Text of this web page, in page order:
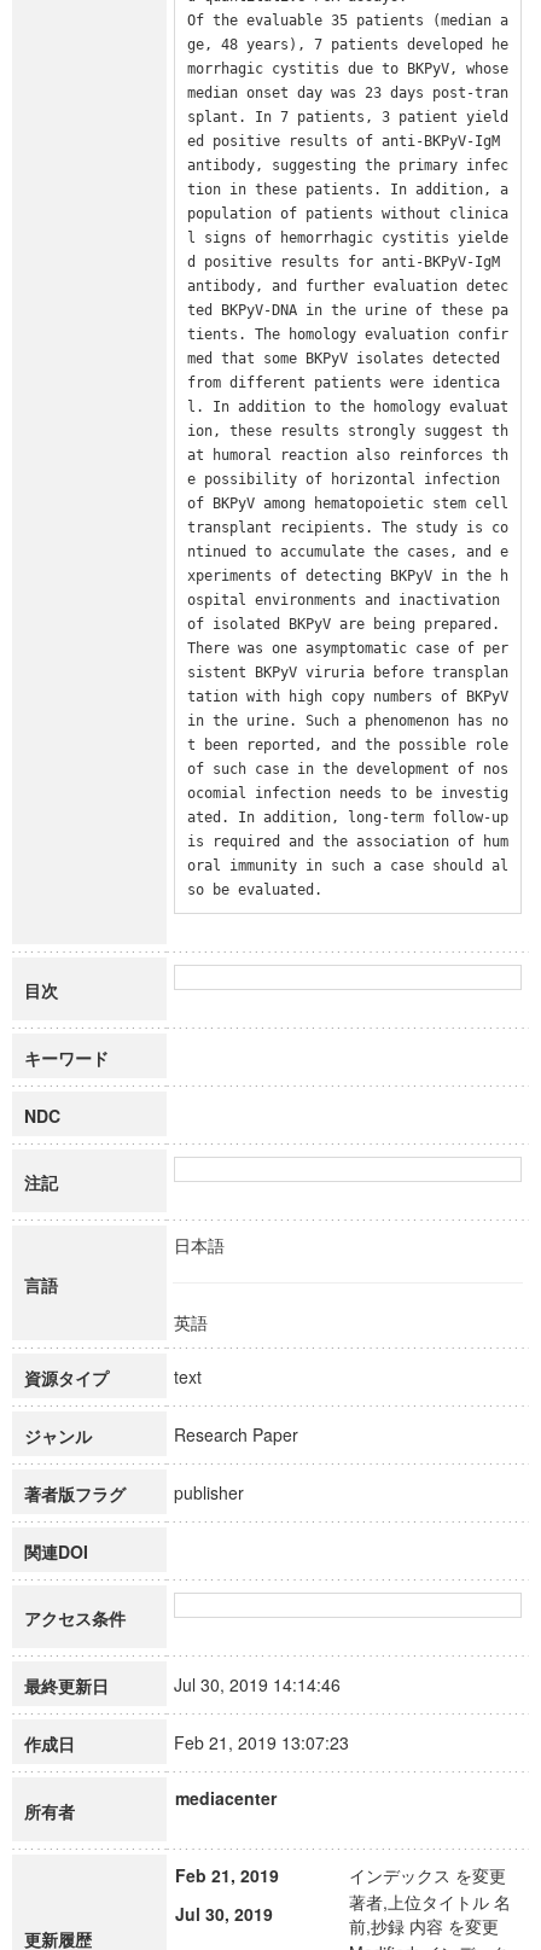
Of the evaluable 35 patients (median a
ge, 48 years), 7 patients developed he
morrhagic cystitis due to BKPyV, whose
median onset day was 23 days post-tran
splant. In 7 patients, 3 patient yield
ed positive results of anti-BKPyV-IgM
antibody, suggesting the primary infec
tion in these patients. In addition, a
population of patients without clinica
l signs of hemorrhagic cystitis yielde
d positive results for anti-BKPyV-IgM
antibody, and further evaluation detec
ted BKPyV-DNA in the urine of these pa
tients. The homology evaluation confir
med that some BKPyV isolates detected
from different patients were identica
l. In addition to the homology evaluat
ion, these results strongly suggest th
at humoral reaction also reinforces th
e possibility of horizontal infection
of BKPyV among hematopoietic stem cell
transplant recipients. The study is co
ntinued to accumulate the cases, and e
xperiments of detecting BKPyV in the h
ospital environments and inactivation
of isolated BKPyV are being prepared.
There was one asymptomatic case of per
sistent BKPyV viruria before transplan
tation with high copy numbers of BKPyV
in the urine. Such a phenomenon has no
t been reported, and the possible role
of such case in the development of nos
ocomial infection needs to be investig
ated. In addition, long-term follow-up
is required and the association of hum
oral immunity in such a case should al
so be evaluated.
目次
キーワード
NDC
注記
言語
日本語
英語
資源タイプ text
ジャンル Research Paper
著者版フラグ publisher
関連DOI
アクセス条件
最終更新日 Jul 30, 2019 14:14:46
作成日 Feb 21, 2019 13:07:23
所有者
mediacenter
更新履歴
Feb 21, 2019
インデックス を変更
Jul 30, 2019
著者,上位タイトル 名
前,抄録 内容 を変更